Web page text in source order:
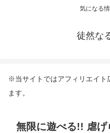
気になる
徒然な
※当サイトではアフィリエイト
ます。
無限に遊べる!! 虐げ